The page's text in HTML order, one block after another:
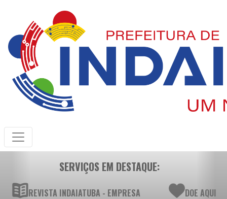
SERVIÇOS EM DESTAQUE:
REVISTA INDAIATUBA - EMPRESA DOE AQUI